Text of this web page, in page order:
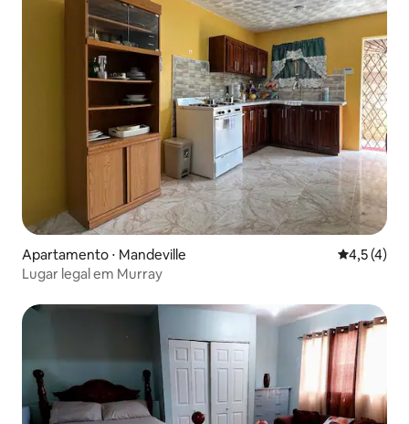
Apartamento ⋅ Mandeville 4,5 de
4,5 (4)
Lugar legal em Murray